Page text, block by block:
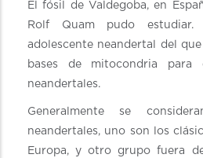
El fósil de Valdegoba, en
Rolf Quam pudo
adolescente neandertal del
bases de mitocondria para
neandertales.
Generalmente se
neandertales, uno son los
Europa, y otro grupo fuera